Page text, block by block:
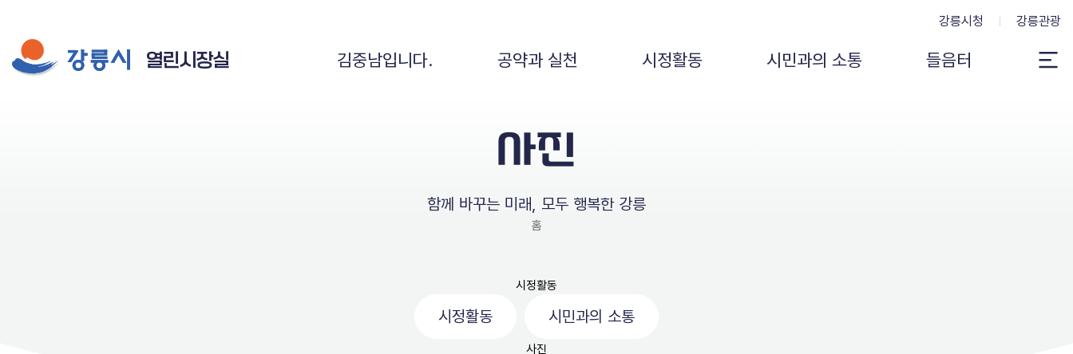
열린시장실
강릉시청 강릉관광
김중남입니다. 공약과 실천 시정활동 시민과의 소통 들음터
전
사진
함께 바꾸는 미래, 모두 행복한 강릉
홈
시정활동
시정활동 시민과의 소통
사진